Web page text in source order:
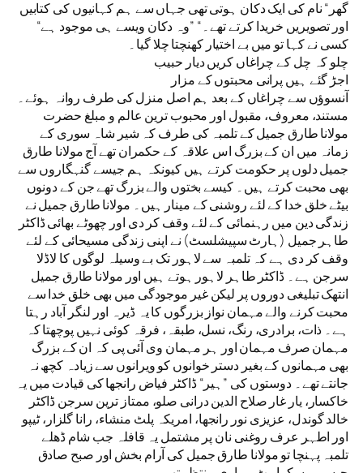
گھر“ نام کی ایک دکان ہوتی تھی جہاں سے ہم کہانیوں کی کتابیں
اور تصویریں خریدا کرتے تھے۔“ ”وہ دکان ویسے ہی موجود ہے“
کسی نے کہا تو میں بے اختیار کھنچتا چلا گیا۔
چلو کہ چل کے چراغاں کریں دیار حبیب
اجڑ گئے ہیں پرانی محبتوں کے مزار
آنسوؤں سے چراغاں کے بعد ہم اصل منزل کی طرف روانہ ہوئے۔
مستند، معروف، مقبول اور محبوب ترین عالم و مبلغ حضرت
مولانا طارق جمیل کے تلمبہ کی طرف کہ شیر شاہ سوری کے
زمانہ میں ان کے بزرگ اس علاقہ کے حکمران تھے آج مولانا طارق
جمیل دلوں پر حکومت کرتے ہیں کیونکہ ہم جیسے گنہگاروں سے
بھی محبت کرتے ہیں۔ کیسے بختوں والے بزرگ تھے جن کے دونوں
بیٹے خلق خدا کے لئے روشنی کے مینار ہیں۔ مولانا طارق جمیل نے
زندگی دین میں رہنمائی کے لئے وقف کر دی اور چھوٹے بھائی ڈاکٹر
طاہر جمیل (ہارٹ سپیشلسٹ) نے اپنی زندگی مسیحائی کے لئے
وقف کر دی ہے کہ تلمبہ سے لاہور تک بے وسیلہ لوگوں کا لاڈلا
سرجن ہے۔ ڈاکٹر طاہر لاہور ہوتے ہیں اور مولانا طارق جمیل
انتھک تبلیغی دوروں پر لیکن غیر موجودگی میں بھی خلق خدا سے
محبت کرنے والے مہمان نواز بزرگوں کا یہ ڈیرہ اور لنگر آباد رہتا
ہے۔ ذات، برادری، رنگ، نسل، طبقہ، فرقہ کوئی نہیں پوچھتا کہ
مہمان صرف مہمان اور ہر مہمان وی آئی پی کہ ان کے بزرگ
بھی مہمانوں کے بغیر دستر خوانوں کو ویرانوں سے زیادہ کچھ نہ
جانتے تھے۔ دوستوں کی ”ہیر“ ڈاکٹر فیاض رانجھا کی قیادت میں یہ
خاکسار، یار غار صلاح الدین درانی صلو، ممتاز ترین سرجن ڈاکٹر
خالد گوندل، عزیزی نور رانجھا، امریکہ پلٹ منشاء، رانا گلزار، ٹیپو
اور اطہر عرف روغنی نان پر مشتمل یہ قافلہ جب شام ڈھلے
تلمبہ پہنچا تو مولانا طارق جمیل کی آرام بخش اور صبح صادق